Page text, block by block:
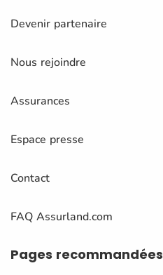
Devenir partenaire
Nous rejoindre
Assurances
Espace presse
Contact
FAQ Assurland.com
Pages recommandées